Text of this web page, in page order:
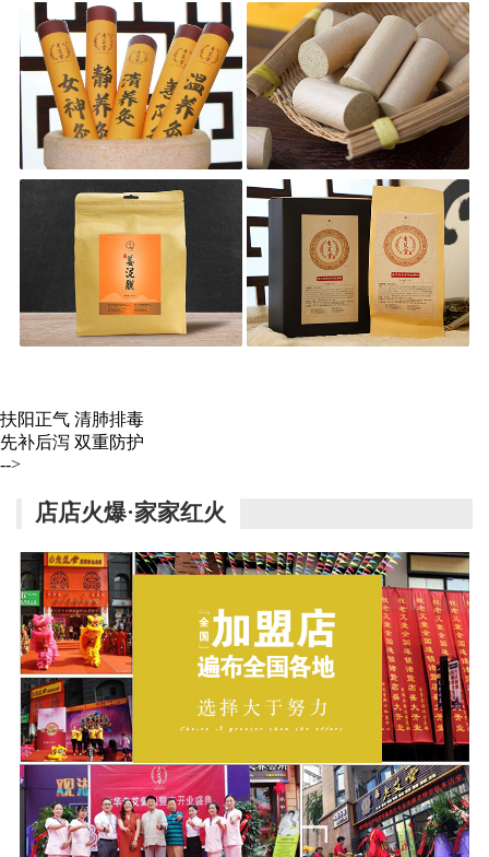
扶阳正气 清肺排毒
先补后泻 双重防护
-->
店店火爆·家家红火